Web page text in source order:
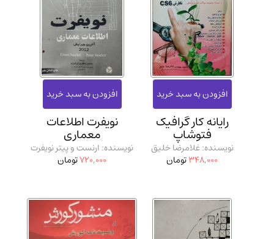
رایانه کار گرافیک
فتوشاپ
نویسنده: غلامرضا خلیق
348,000تومان
نویفرت اطلاعات
معماری
نویسنده: ارنست و پیتر نویفرت
720,000تومان